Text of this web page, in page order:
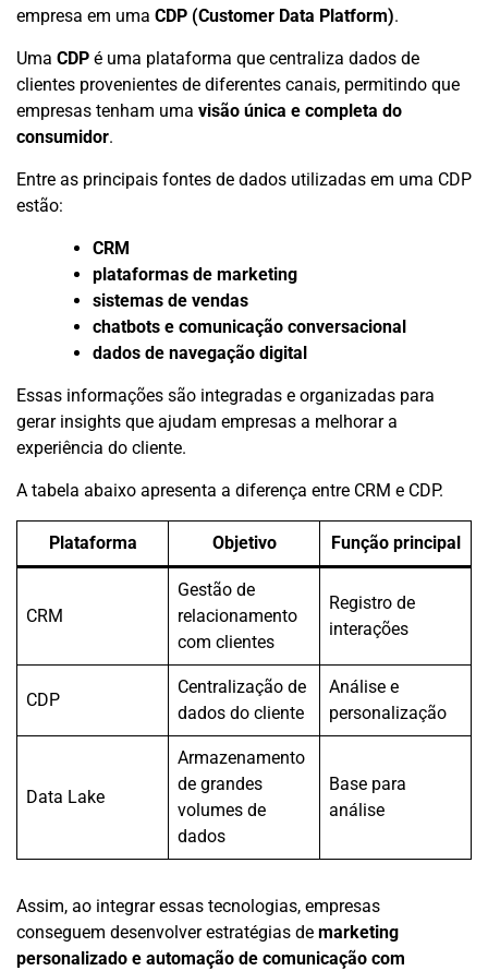
empresa em uma CDP (Customer Data Platform).
Uma CDP é uma plataforma que centraliza dados de
clientes provenientes de diferentes canais, permitindo que
empresas tenham uma visão única e completa do
consumidor.
Entre as principais fontes de dados utilizadas em uma CDP
estão:
CRM
plataformas de marketing
sistemas de vendas
chatbots e comunicação conversacional
dados de navegação digital
Essas informações são integradas e organizadas para
gerar insights que ajudam empresas a melhorar a
experiência do cliente.
A tabela abaixo apresenta a diferença entre CRM e CDP.
Plataforma Objetivo Função principal
CRM
Gestão de
relacionamento
com clientes
Registro de
interações
CDP
Centralização de
dados do cliente
Análise e
personalização
Data Lake
Armazenamento
de grandes
volumes de
dados
Base para
análise
Assim, ao integrar essas tecnologias, empresas
conseguem desenvolver estratégias de marketing
personalizado e automação de comunicação com